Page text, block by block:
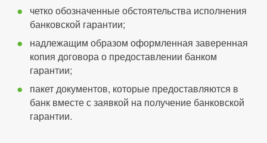
четко обозначенные обстоятельства исполнения
банковской гарантии;
надлежащим образом оформленная заверенная
копия договора о предоставлении банком
гарантии;
пакет документов, которые предоставляются в
банк вместе с заявкой на получение банковской
гарантии.